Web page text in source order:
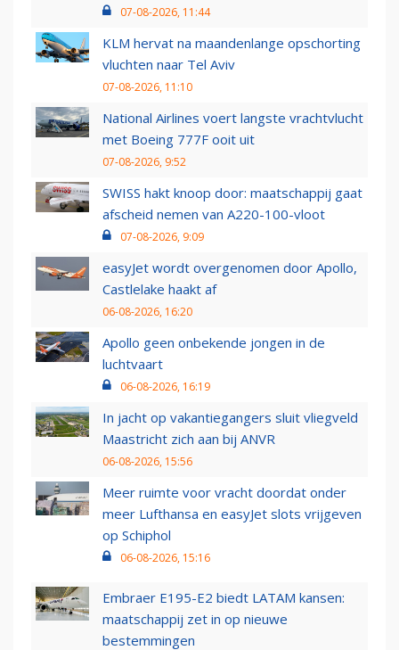
07-08-2026, 11:44
KLM hervat na maandenlange opschorting
vluchten naar Tel Aviv
07-08-2026, 11:10
National Airlines voert langste vrachtvlucht
met Boeing 777F ooit uit
07-08-2026, 9:52
SWISS hakt knoop door: maatschappij gaat
afscheid nemen van A220-100-vloot
07-08-2026, 9:09
easyJet wordt overgenomen door Apollo,
Castlelake haakt af
06-08-2026, 16:20
Apollo geen onbekende jongen in de
luchtvaart
06-08-2026, 16:19
In jacht op vakantiegangers sluit vliegveld
Maastricht zich aan bij ANVR
06-08-2026, 15:56
Meer ruimte voor vracht doordat onder
meer Lufthansa en easyJet slots vrijgeven
op Schiphol
06-08-2026, 15:16
Embraer E195-E2 biedt LATAM kansen:
maatschappij zet in op nieuwe
bestemmingen